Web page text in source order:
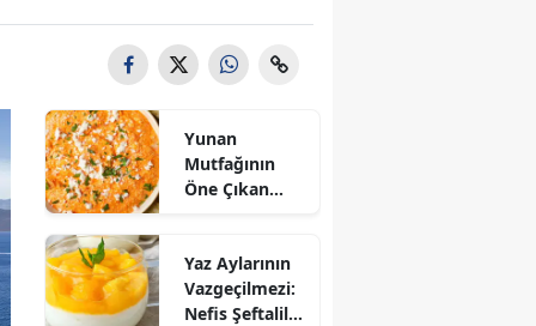
Yunan
Mutfağının
Öne Çıkan
Nasıl Yapılır?
Yaz Aylarının
Vazgeçilmezi:
Nefis Şeftalili